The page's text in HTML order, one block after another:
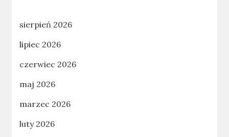
sierpień 2026
lipiec 2026
czerwiec 2026
maj 2026
marzec 2026
luty 2026